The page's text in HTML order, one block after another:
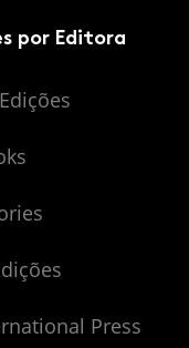
por Editora
Press